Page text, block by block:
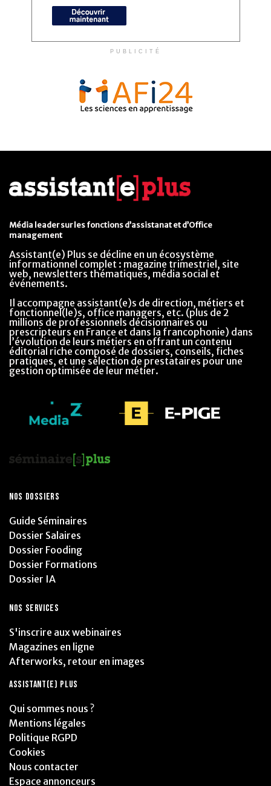
PUBLICITÉ
Média leader sur les fonctions d’assistanat et d’Office
management
Assistant(e) Plus se décline en un écosystème
informationnel complet : magazine trimestriel, site
web, newsletters thématiques, média social et
événements.
Il accompagne assistant(e)s de direction, métiers et
fonctionnel(le)s, office managers, etc. (plus de 2
millions de professionnels décisionnaires ou
prescripteurs en France et dans la francophonie) dans
l’évolution de leurs métiers en offrant un contenu
éditorial riche composé de dossiers, conseils, fiches
pratiques, et une sélection de prestataires pour une
gestion optimisée de leur métier.
NOS DOSSIERS
Guide Séminaires
Dossier Salaires
Dossier Fooding
Dossier Formations
Dossier IA
NOS SERVICES
S'inscrire aux webinaires
Magazines en ligne
Afterworks, retour en images
ASSISTANT(E) PLUS
Qui sommes nous ?
Mentions légales
Politique RGPD
Cookies
Nous contacter
Espace annonceurs